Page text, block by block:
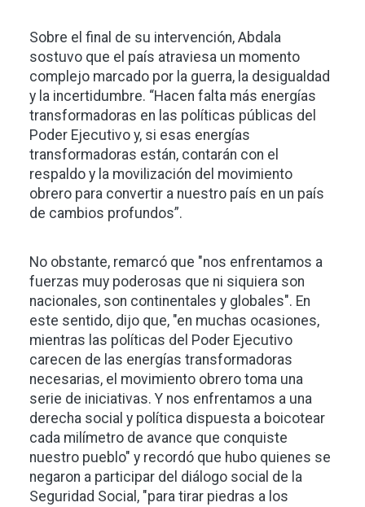
Sobre el final de su intervención, Abdala
sostuvo que el país atraviesa un momento
complejo marcado por la guerra, la desigualdad
y la incertidumbre. “Hacen falta más energías
transformadoras en las políticas públicas del
Poder Ejecutivo y, si esas energías
transformadoras están, contarán con el
respaldo y la movilización del movimiento
obrero para convertir a nuestro país en un país
de cambios profundos”.
No obstante, remarcó que "nos enfrentamos a
fuerzas muy poderosas que ni siquiera son
nacionales, son continentales y globales". En
este sentido, dijo que, "en muchas ocasiones,
mientras las políticas del Poder Ejecutivo
carecen de las energías transformadoras
necesarias, el movimiento obrero toma una
serie de iniciativas. Y nos enfrentamos a una
derecha social y política dispuesta a boicotear
cada milímetro de avance que conquiste
nuestro pueblo" y recordó que hubo quienes se
negaron a participar del diálogo social de la
Seguridad Social, "para tirar piedras a los